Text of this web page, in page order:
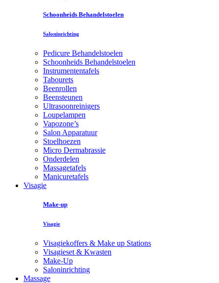
Schoonheids Behandelstoelen
Saloninrichting
Pedicure Behandelstoelen
Schoonheids Behandelstoelen
Instrumententafels
Tabourets
Beenrollen
Beensteunen
Ultrasoonreinigers
Loupelampen
Vapozone’s
Salon Apparatuur
Stoelhoezen
Micro Dermabrassie
Onderdelen
Massagetafels
Manicuretafels
Visagie
Make-up
Visagie
Visagiekoffers & Make up Stations
Visagieset & Kwasten
Make-Up
Saloninrichting
Massage